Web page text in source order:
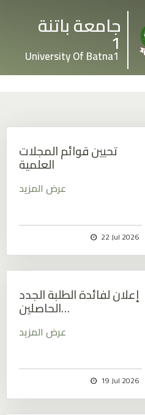
جامعة باتنة
1
University Of Batna1
تحيين قوائم المجلات
العلمية
عرض المزيد
22 Jul 2026
إعلان لفائدة الطلبة الجدد
الحاصلين…
عرض المزيد
19 Jul 2026